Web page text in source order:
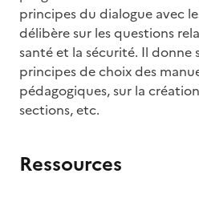
principes du dialogue avec
délibère sur les questions
santé et la sécurité. Il donne
principes de choix des
pédagogiques, sur la
sections, etc.
Ressources